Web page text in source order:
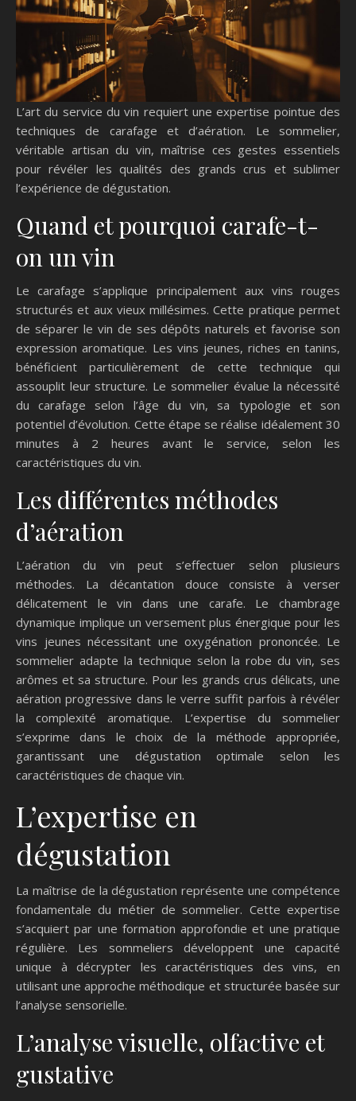
L’art du service du vin requiert une expertise pointue des
techniques de carafage et d’aération. Le sommelier,
véritable artisan du vin, maîtrise ces gestes essentiels
pour révéler les qualités des grands crus et sublimer
l’expérience de dégustation.
Quand et pourquoi carafe-t-
on un vin
Le carafage s’applique principalement aux vins rouges
structurés et aux vieux millésimes. Cette pratique permet
de séparer le vin de ses dépôts naturels et favorise son
expression aromatique. Les vins jeunes, riches en tanins,
bénéficient particulièrement de cette technique qui
assouplit leur structure. Le sommelier évalue la nécessité
du carafage selon l’âge du vin, sa typologie et son
potentiel d’évolution. Cette étape se réalise idéalement 30
minutes à 2 heures avant le service, selon les
caractéristiques du vin.
Les différentes méthodes
d’aération
L’aération du vin peut s’effectuer selon plusieurs
méthodes. La décantation douce consiste à verser
délicatement le vin dans une carafe. Le chambrage
dynamique implique un versement plus énergique pour les
vins jeunes nécessitant une oxygénation prononcée. Le
sommelier adapte la technique selon la robe du vin, ses
arômes et sa structure. Pour les grands crus délicats, une
aération progressive dans le verre suffit parfois à révéler
la complexité aromatique. L’expertise du sommelier
s’exprime dans le choix de la méthode appropriée,
garantissant une dégustation optimale selon les
caractéristiques de chaque vin.
L’expertise en
dégustation
La maîtrise de la dégustation représente une compétence
fondamentale du métier de sommelier. Cette expertise
s’acquiert par une formation approfondie et une pratique
régulière. Les sommeliers développent une capacité
unique à décrypter les caractéristiques des vins, en
utilisant une approche méthodique et structurée basée sur
l’analyse sensorielle.
L’analyse visuelle, olfactive et
gustative